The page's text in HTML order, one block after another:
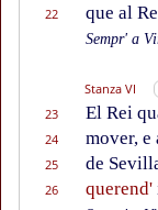
22 que al
Sempr' a
Stanza VI
23 El Rei
24 mover, e
25 de
26 querend'